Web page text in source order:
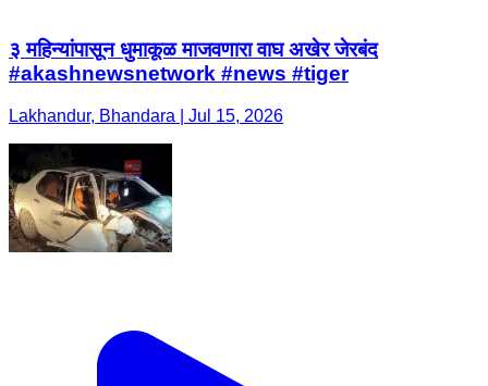
३ महिन्यांपासून धुमाकूळ माजवणारा वाघ अखेर जेरबंद
#akashnewsnetwork #news #tiger
Lakhandur, Bhandara | Jul 15, 2026